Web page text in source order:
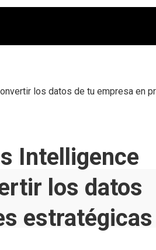
los datos de tu empresa en
Intelligence
los datos
estratégicas